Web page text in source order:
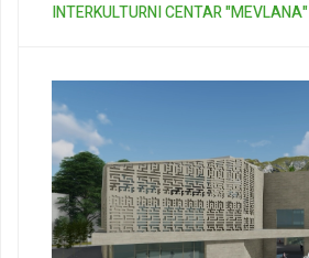
INTERKULTURNI CENTAR "MEVLANA"